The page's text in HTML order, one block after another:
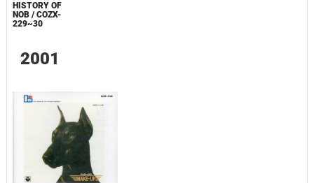
HISTORY OF
NOB / COZX-
229~30
2001